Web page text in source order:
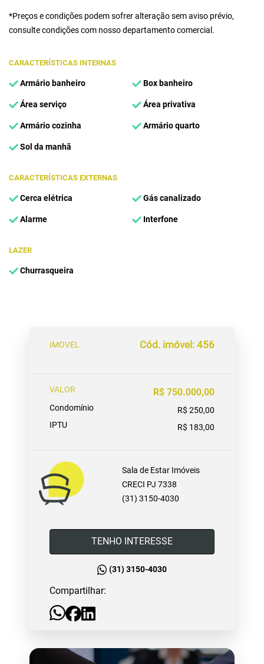
*Preços e condições podem sofrer alteração sem aviso prévio,
consulte condições com nosso departamento comercial.
CARACTERÍSTICAS INTERNAS
Armário banheiro Box banheiro
Área serviço Área privativa
Armário cozinha Armário quarto
Sol da manhã
CARACTERÍSTICAS EXTERNAS
Cerca elétrica Gás canalizado
Alarme Interfone
LAZER
Churrasqueira
IMOVEL Cód. imóvel: 456
VALOR R$ 750.000,00
Condomínio
R$ 250,00
IPTU
R$ 183,00
Sala de Estar Imóveis
CRECI PJ 7338
(31) 3150-4030
TENHO INTERESSE
(31) 3150-4030
Compartilhar: